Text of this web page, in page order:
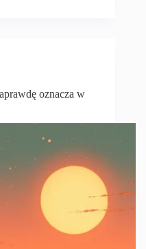
oznacza w